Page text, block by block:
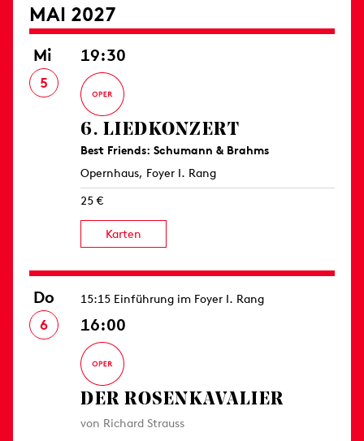
MAI 2027
Mi
5
19:30
6. LIED­KONZERT
Best Friends: Schumann & Brahms
Opernhaus, Foyer I. Rang
25 €
Karten
Do
6
15:15 Einführung im Foyer I. Rang
16:00
DER ROSEN­KAVALIER
von Richard Strauss